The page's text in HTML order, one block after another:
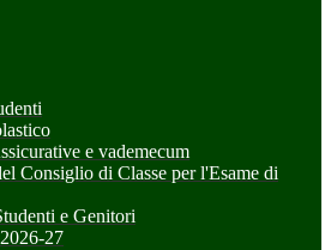
e vademecum
Consiglio di Classe per l'Esame di
e Genitori
27